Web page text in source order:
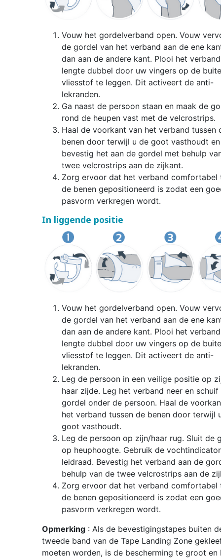
Vouw het gordelverband open. Vouw
de gordel van het verband aan de ene
dan aan de andere kant. Plooi het
lengte dubbel door uw vingers op de
vliesstof te leggen. Dit activeert de anti-
lekranden.
Ga naast de persoon staan en maak de
rond de heupen vast met de velcrostrips.
Haal de voorkant van het verband tussen
benen door terwijl u de goot vasthoudt en
bevestig het aan de gordel met behulp
twee velcrostrips aan de zijkant.
Zorg ervoor dat het verband comfortabel
de benen gepositioneerd is zodat een
pasvorm verkregen wordt.
In liggende positie
Vouw het gordelverband open. Vouw
de gordel van het verband aan de ene
dan aan de andere kant. Plooi het
lengte dubbel door uw vingers op de
vliesstof te leggen. Dit activeert de anti-
lekranden.
Leg de persoon in een veilige positie op
haar zijde. Leg het verband neer en schuif
gordel onder de persoon. Haal de
het verband tussen de benen door terwijl
goot vasthoudt.
Leg de persoon op zijn/haar rug. Sluit de
op heuphoogte. Gebruik de
leidraad. Bevestig het verband aan de
behulp van de twee velcrostrips aan de
Zorg ervoor dat het verband comfortabel
de benen gepositioneerd is zodat een
pasvorm verkregen wordt.
Opmerking: Als de bevestigingstapes buiten
tweede band van de Tape Landing Zone
moeten worden, is de bescherming te groot en